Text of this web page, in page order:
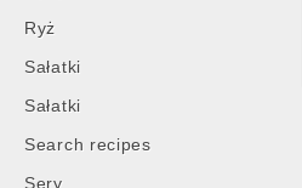
Ryż
Sałatki
Sałatki
Search recipes
Sery